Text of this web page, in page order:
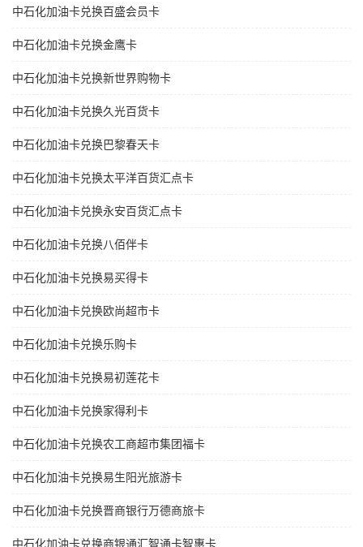
中石化加油卡兑换百盛会员卡
中石化加油卡兑换金鹰卡
中石化加油卡兑换新世界购物卡
中石化加油卡兑换久光百货卡
中石化加油卡兑换巴黎春天卡
中石化加油卡兑换太平洋百货汇点卡
中石化加油卡兑换永安百货汇点卡
中石化加油卡兑换八佰伴卡
中石化加油卡兑换易买得卡
中石化加油卡兑换欧尚超市卡
中石化加油卡兑换乐购卡
中石化加油卡兑换易初莲花卡
中石化加油卡兑换家得利卡
中石化加油卡兑换农工商超市集团福卡
中石化加油卡兑换易生阳光旅游卡
中石化加油卡兑换晋商银行万德商旅卡
中石化加油卡兑换商银通汇智通卡智惠卡